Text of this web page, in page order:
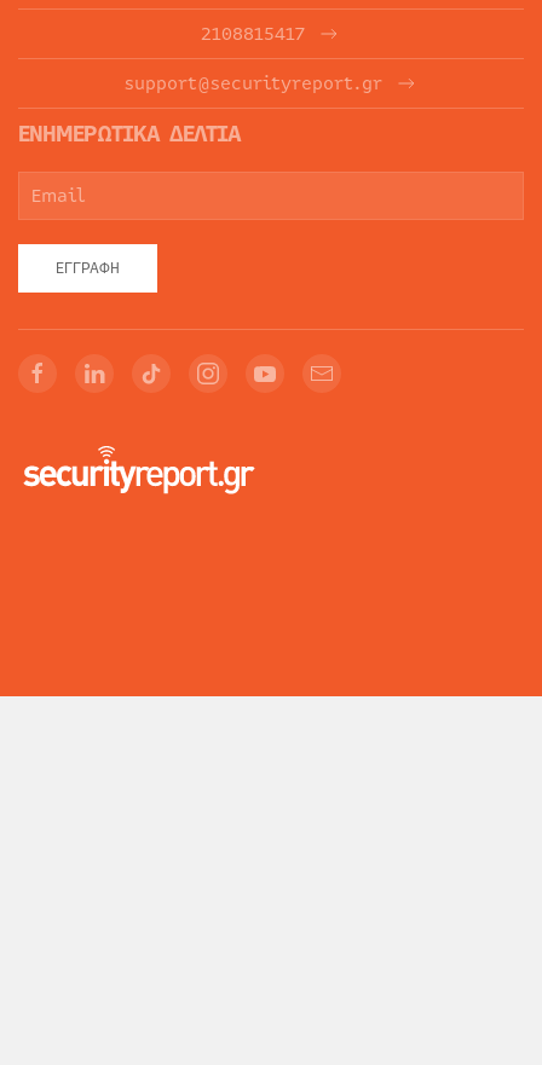
2108815417
support@securityreport.gr
ΕΝΗΜΕΡΩΤΙΚΑ ΔΕΛΤΙΑ
ΕΓΓΡΑΦΉ